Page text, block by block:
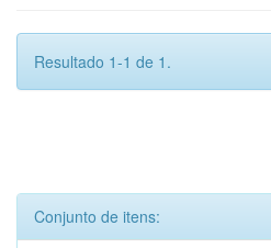
Resultado 1-1 de 1.
Conjunto de itens: